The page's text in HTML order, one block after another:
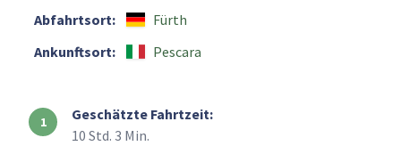
Abfahrtsort:
Fürth
Ankunftsort:
Pescara
Geschätzte Fahrtzeit:
10 Std. 3 Min.